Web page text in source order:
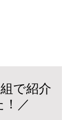
で紹介
／